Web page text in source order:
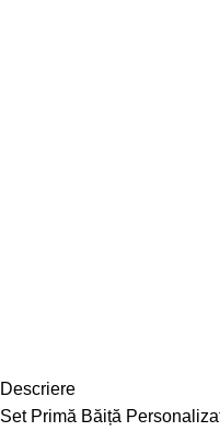
Descriere
Set Primă Băiță